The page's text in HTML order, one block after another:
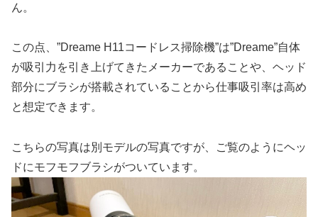
ん。
この点、”Dreame H11コードレス掃除機”は”Dreame”自体
が吸引力を引き上げてきたメーカーであることや、ヘッド
部分にブラシが搭載されていることから仕事吸引率は高め
と想定できます。
こちらの写真は別モデルの写真ですが、ご覧のようにヘッ
ドにモフモフブラシがついています。